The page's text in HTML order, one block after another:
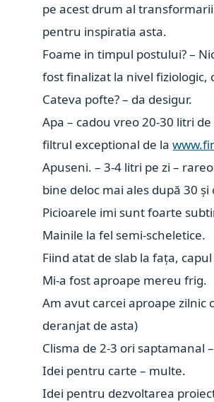
pe acest drum al
pentru inspiratia asta.
Foame in timpul postului? –
fost finalizat la nivel fiziologic,
Cateva pofte? – da desigur.
Apa – cadou vreo 20-30 litri
filtrul exceptional de la
Apuseni. – 3-4 litri pe zi –
bine deloc mai ales după 30 și
Picioarele imi sunt foarte
Mainile la fel semi-scheletice.
Fiind atat de slab la fața,
Mi-a fost aproape mereu frig.
Am avut carcei aproape zilnic
deranjat de asta)
Clisma de 2-3 ori saptamanal
Idei pentru carte – multe.
Idei pentru dezvoltarea